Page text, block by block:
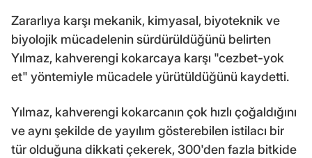
Zararlıya karşı mekanik, kimyasal, biyoteknik ve
biyolojik mücadelenin sürdürüldüğünü belirten
Yılmaz, kahverengi kokarcaya karşı "cezbet-yok
et" yöntemiyle mücadele yürütüldüğünü kaydetti.
Yılmaz, kahverengi kokarcanın çok hızlı çoğaldığını
ve aynı şekilde de yayılım gösterebilen istilacı bir
tür olduğuna dikkati çekerek, 300'den fazla bitkide